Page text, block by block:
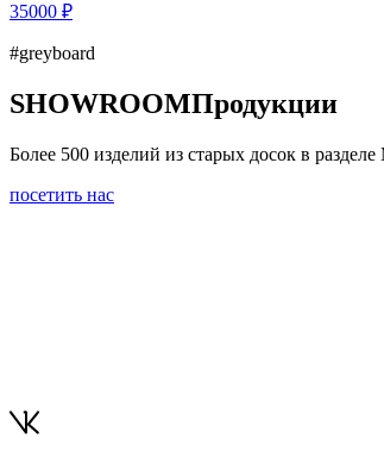
35000 ₽
#greyboard
SHOWROOMПродукции
Более 500 изделий из старых досок в
посетить нас